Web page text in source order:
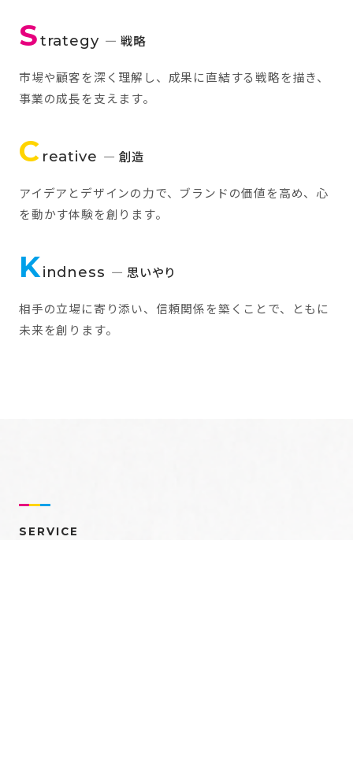
Strategy — 戦略
市場や顧客を深く理解し、成果に直結する戦略を描き、
事業の成長を支えます。
C reative — 創造
アイデアとデザインの力で、ブランドの価値を高め、心
を動かす体験を創ります。
Kindness — 思いやり
相手の立場に寄り添い、信頼関係を築くことで、ともに
未来を創ります。
SERVICE